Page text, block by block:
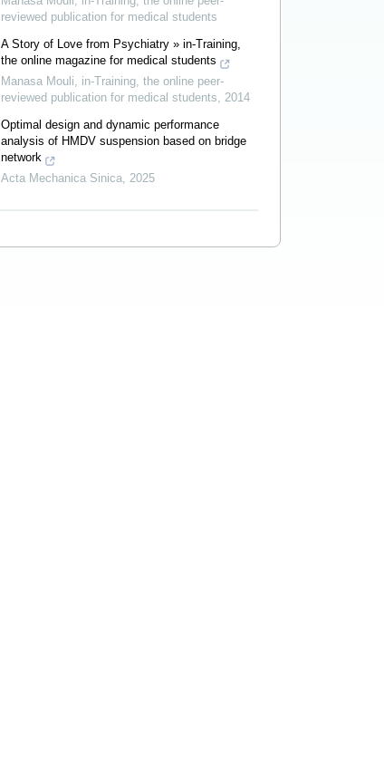
reviewed publication for medical students
A Story of Love from Psychiatry » in-Training,
the online magazine for medical students
Manasa Mouli, in-Training, the online peer-
reviewed publication for medical students, 2014
Optimal design and dynamic performance
analysis of HMDV suspension based on bridge
network
Acta Mechanica Sinica, 2025